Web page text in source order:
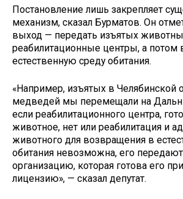
Постановление лишь закрепляет
механизм, сказал Бурматов. Он
выход — передать изъятых
реабилитационные центры, а потом
естественную среду обитания.
«Например, изъятых в Челябинской
медведей мы перемещали на
если реабилитационного центра,
животное, нет или реабилитация и
животного для возвращения в
обитания невозможна, его
организацию, которая готова его
лицензию», — сказал депутат.